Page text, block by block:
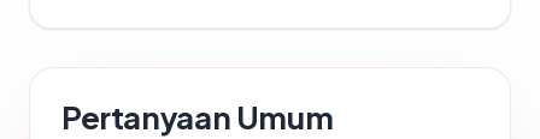
Pertanyaan Umum